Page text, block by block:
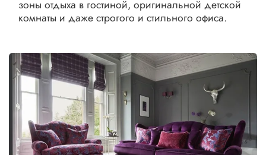
зоны отдыха в гостиной, оригинальной детской
комнаты и даже строгого и стильного офиса.